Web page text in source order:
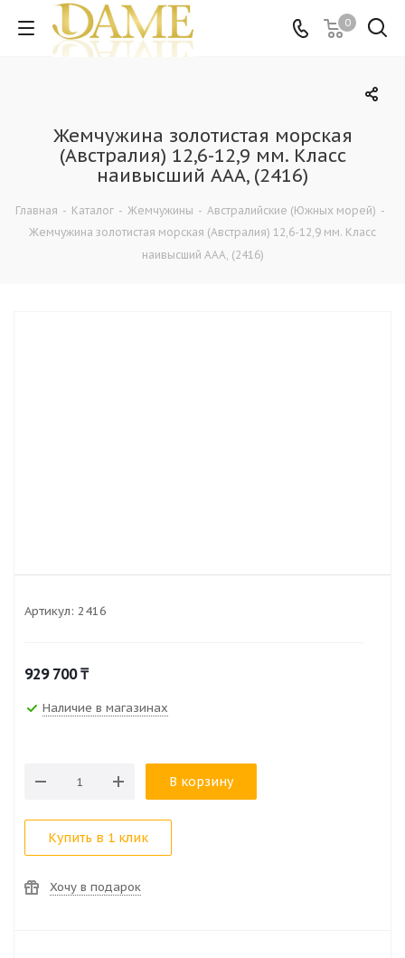
0
Жемчужина золотистая морская
(Австралия) 12,6-12,9 мм. Класс
наивысший ААА, (2416)
Главная - Каталог - Жемчужины - Австралийские (Южных морей) -
Жемчужина золотистая морская (Австралия) 12,6-12,9 мм. Класс
наивысший ААА, (2416)
Артикул: 2416
929 700₸
Наличие в магазинах
В корзину
Купить в 1 клик
Хочу в подарок